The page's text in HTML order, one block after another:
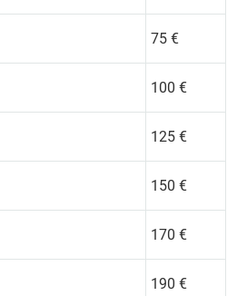
75 €
100 €
125 €
150 €
170 €
190 €